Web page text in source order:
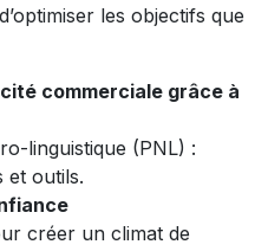
les objectifs que
commerciale grâce à
linguistique (PNL) :
et outils.
créer un climat de